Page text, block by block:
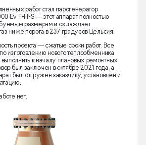
работ стал парогенератор
Ev F-H-S — этот аппарат полностью
размерам и охлаждает
ниже порога в 237 градусов Цельсия.
проекта — сжатые сроки работ. Все
изготовлению нового теплообменника
к началу плановых ремонтных
был заключен в октябре 2021 года, а
был отгружен заказчику, установлен и
нет.